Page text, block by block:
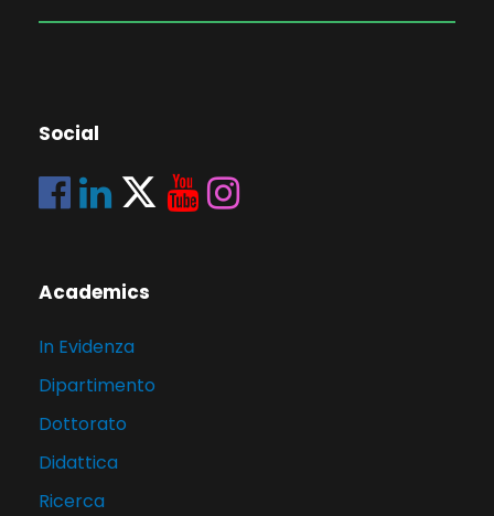
Social
Academics
In Evidenza
Dipartimento
Dottorato
Didattica
Ricerca